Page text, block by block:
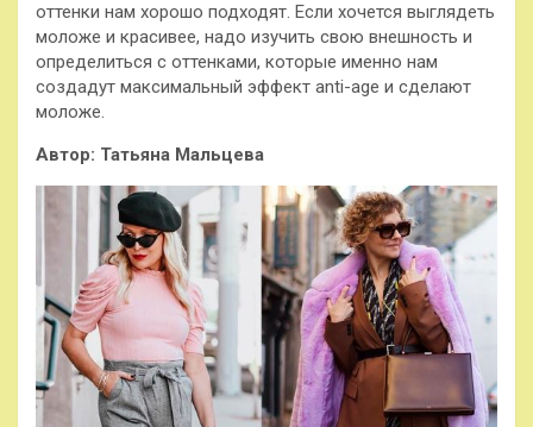
оттенки нам хорошо подходят. Если хочется выглядеть
моложе и красивее, надо изучить свою внешность и
определиться с оттенками, которые именно нам
создадут максимальный эффект anti-age и сделают
моложе.
Автор: Татьяна Мальцева